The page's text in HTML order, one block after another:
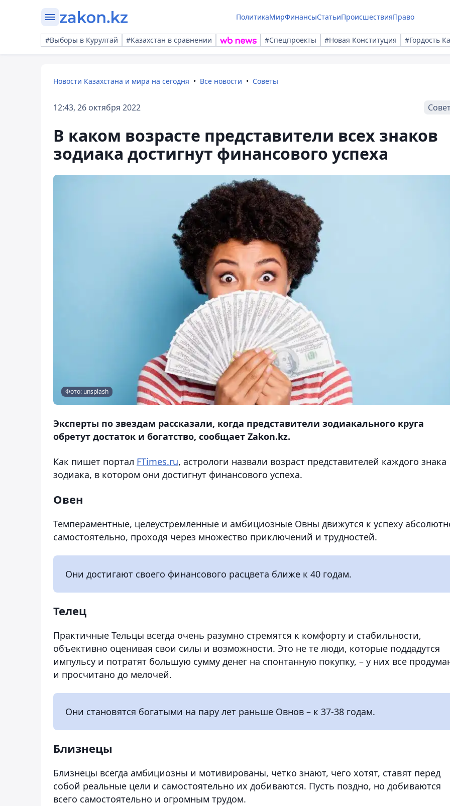
ПолитикаМирФинансыСтатьиПроисшествияПраво
#Выборы в Курултай #Казахстан в сравнении #Спецпроекты #Новая Конституция #Гордость
Новости Казахстана и мира на сегодня Все новости Советы
12:43, 26 октября 2022
В каком возрасте представители всех знаков
зодиака достигнут финансового успеха
Фото: unsplash
Эксперты по звездам рассказали, когда представители зодиакального круга
обретут достаток и богатство, сообщает Zakon.kz.
Как пишет портал FTimes.ru, астрологи назвали возраст представителей каждого знака
зодиака, в котором они достигнут финансового успеха.
Овен
Темпераментные, целеустремленные и амбициозные Овны движутся к успеху
самостоятельно, проходя через множество приключений и трудностей.
Они достигают своего финансового расцвета ближе к 40 годам.
Телец
Практичные Тельцы всегда очень разумно стремятся к комфорту и стабильности,
объективно оценивая свои силы и возможности. Это не те люди, которые поддадутся
импульсу и потратят большую сумму денег на спонтанную покупку, – у них все
и просчитано до мелочей.
Они становятся богатыми на пару лет раньше Овнов – к 37-38 годам.
Близнецы
Близнецы всегда амбициозны и мотивированы, четко знают, чего хотят, ставят перед
собой реальные цели и самостоятельно их добиваются. Пусть поздно, но добиваются
всего самостоятельно и огромным трудом.